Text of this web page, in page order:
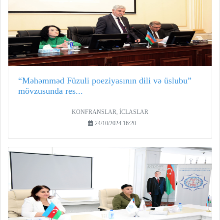
“Məhəmməd Füzuli poeziyasının dili və üslubu”
mövzusunda res...
KONFRANSLAR, İCLASLAR
24/10/2024 16:20